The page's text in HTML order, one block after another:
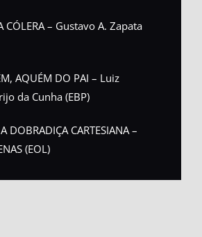
CÓLERA – Gustavo A. Zapata
AQUÉM DO PAI – Luiz
da Cunha (EBP)
DOBRADIÇA CARTESIANA –
(EOL)